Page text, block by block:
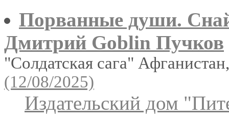
Порванные души.
Дмитрий Goblin Пучков
"Солдатская сага"
(12/08/2025)
Издательский дом